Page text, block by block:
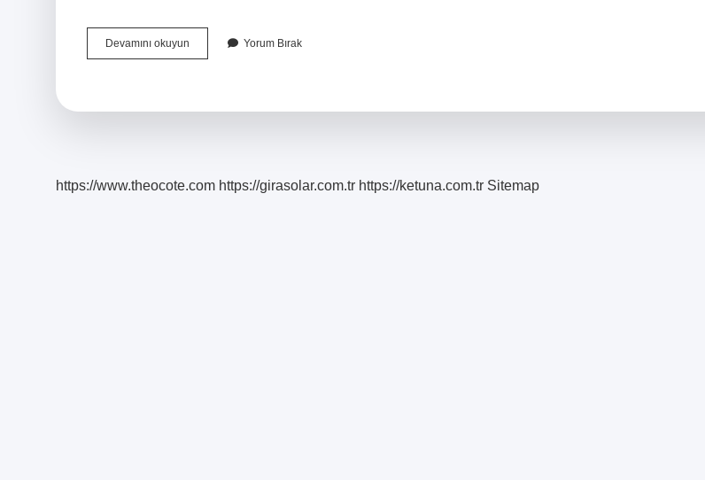
Devamını okuyun
Boyutları
Yorum Bırak
https://www.theocote.com https://girasolar.com.tr https://ketuna.com.tr Sitemap